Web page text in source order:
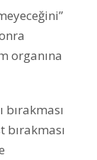
organına
bırakması